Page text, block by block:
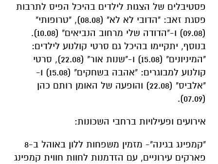
פסטיבלים של הצגות לילדים בהיכל הפיס לתרבות
פסגת זאב: "הדובי לא לא" (08.08), "טרופותי"
(09.08) ו-"הדודה שלי מרחוב הנביאים" (10.08).
בנוסף, יתקיימו בהיכל גם סרטי קולנוע לילדים:
"המיניונים" (15.08) ו-"שנות אור" (22.08), סרטי
קולנוע למבוגרים: "אהבה בשחקים" (15.08) ו-
"אלביס" (22.08) והופעה של האומן רותם כהן
(07.09).
אירועים ופעילויות ברחבי השכונות:
"קמפינג בגינה"- מזמין משפחות ללון באוהל ב-8
פארקים עירוניים, עם הזדמנות לחוות חווית קמפינג